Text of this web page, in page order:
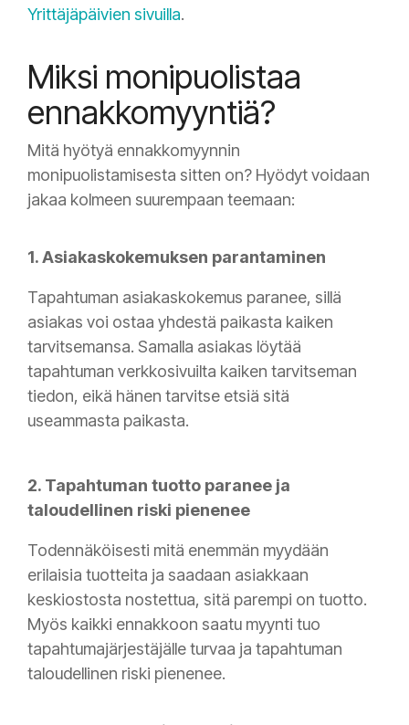
Yrittäjäpäivien sivuilla.
Miksi monipuolistaa
ennakkomyyntiä?
Mitä hyötyä ennakkomyynnin
monipuolistamisesta sitten on? Hyödyt voidaan
jakaa kolmeen suurempaan teemaan:
1. Asiakaskokemuksen parantaminen
Tapahtuman asiakaskokemus paranee, sillä
asiakas voi ostaa yhdestä paikasta kaiken
tarvitsemansa. Samalla asiakas löytää
tapahtuman verkkosivuilta kaiken tarvitseman
tiedon, eikä hänen tarvitse etsiä sitä
useammasta paikasta.
2. Tapahtuman tuotto paranee ja
taloudellinen riski pienenee
Todennäköisesti mitä enemmän myydään
erilaisia tuotteita ja saadaan asiakkaan
keskiostosta nostettua, sitä parempi on tuotto.
Myös kaikki ennakkoon saatu myynti tuo
tapahtumajärjestäjälle turvaa ja tapahtuman
taloudellinen riski pienenee.